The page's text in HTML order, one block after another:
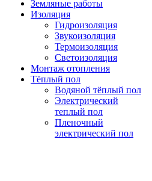
Земляные работы
Изоляция
Гидроизоляция
Звукоизоляция
Термоизоляция
Светоизоляция
Монтаж отопления
Тёплый пол
Водяной тёплый пол
Электрический
теплый пол
Пленочный
электрический пол